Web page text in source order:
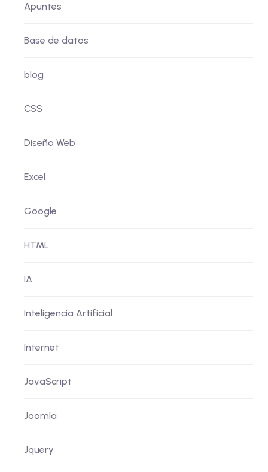
Apuntes
Base de datos
blog
CSS
Diseño Web
Excel
Google
HTML
IA
Inteligencia Artificial
Internet
JavaScript
Joomla
Jquery